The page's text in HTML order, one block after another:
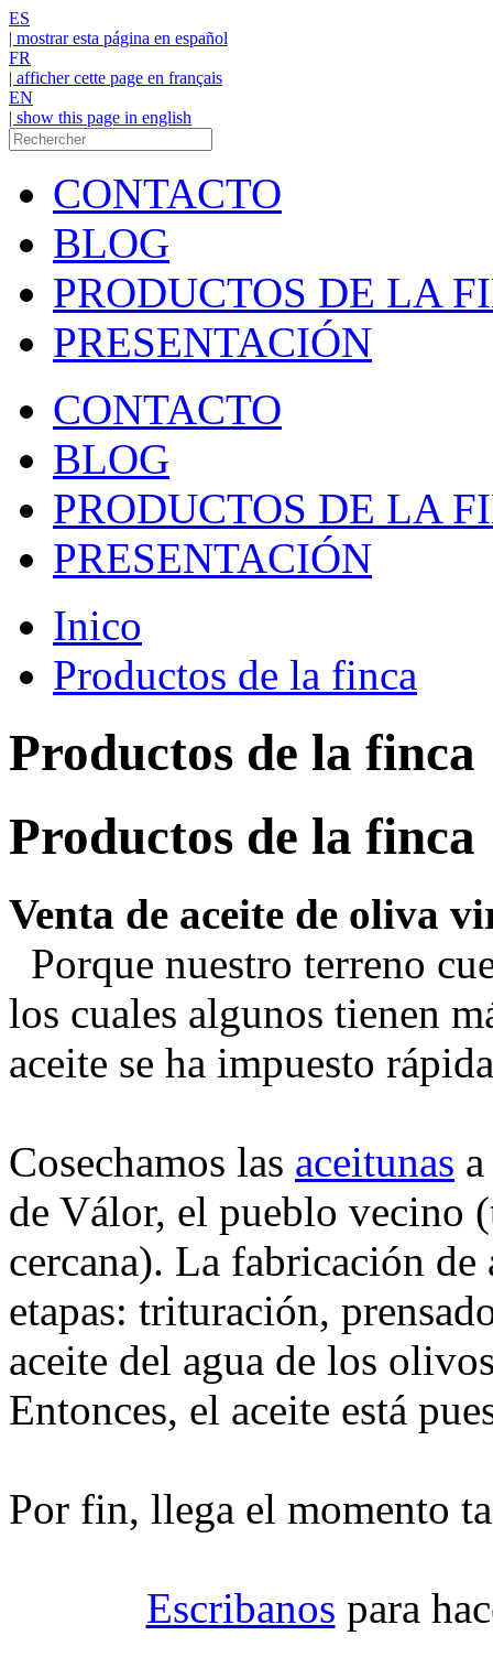
ES
| mostrar esta página en español
FR
| afficher cette page en français
EN
| show this page in english
CONTACTO
BLOG
PRODUCTOS DE LA
PRESENTACIÓN
CONTACTO
BLOG
PRODUCTOS DE LA
PRESENTACIÓN
Inico
Productos de la finca
Productos de la finca
Productos de la finca
Venta de aceite de oliva
Porque nuestro terreno
los cuales algunos tienen
aceite se ha impuesto
Cosechamos las aceitunas
de Válor, el pueblo vecino
cercana). La fabricación
etapas: trituración,
aceite del agua de los
Entonces, el aceite está
Por fin, llega el momento
Escribanos para